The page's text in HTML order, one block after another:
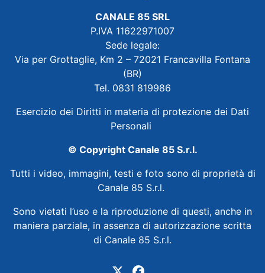
CANALE 85 SRL
P.IVA 11622971007
Sede legale:
Via per Grottaglie, Km 2 – 72021 Francavilla Fontana
(BR)
Tel. 0831 819986
Esercizio dei Diritti in materia di protezione dei Dati
Personali
© Copyright Canale 85 S.r.l.
Tutti i video, immagini, testi e foto sono di proprietà di
Canale 85 S.r.l.
Sono vietati l’uso e la riproduzione di questi, anche in
maniera parziale, in assenza di autorizzazione scritta
di Canale 85 S.r.l.